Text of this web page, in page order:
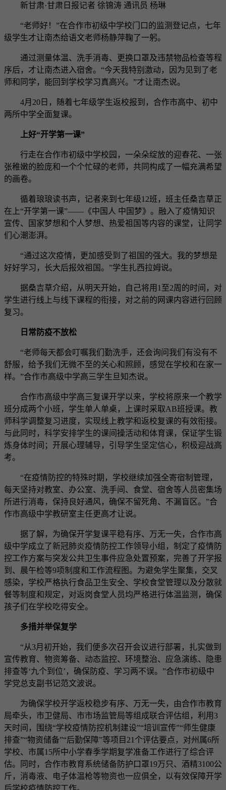
新甘肃·甘肃日报记者 徐锦涛 通讯员 杨琳
“老师好！”在合作市初级中学校门口的监测登记点，七年
级学生才让南杰给语文老师杨静萍鞠了一躬。
通过测量体温、洗手消毒、更换口罩及违禁物品检查等程
序后，才让南杰进入宿舍。“今天我特别激动，因为见到了老
师和同学，能回到学校学习真高兴。”才让南杰说。
4月20日，随着七年级学生返校报到，合作市高中、初中
两所中学全面复课。
上好“开学第一课”
行走在合作市初级中学校园，一朵朵绽放的迎春花、一张
张稚嫩的脸庞和一个个忙碌的老师，共同构成了一幅充满希望
的画卷。
循着琅琅读书声，记者来到七年级12班，班主任桑吉草正
在上“开学第一课”——《中国人 中国梦》。融入了疫情知识
宣传、国家梦想和个人梦想、热爱祖国等内容的课堂，让同学
们心潮澎湃。
“通过这次疫情，更加感受到了祖国的强大。我的梦想是
好好学习，长大后报效祖国。”学生扎西拉姆说。
据桑吉草介绍，从明天开始，自己将用1至2周的时间，对
学生进行线上与线下课程的衔接，对之前的网课内容进行回顾
复习。
日常防疫不放松
“老师每天都会叮嘱我们勤洗手，还会询问我们有没有不
舒服，给予我们无微不至的关心和照顾，感觉在学校和在家一
样。”合作市高级中学高三学生旦知杰说。
合作市高级中学高三复课开学以来，学校将原来一个教学
班分成两个小班，学生单人单桌，上课时采取AB班授课。教
师科学调整复习进度，实现线上教学和返校复课的有效衔接。
与此同时，科学安排学生的课间操活动和体育课，保证学生锻
炼身体时间；开展心理辅导，引导学生坚定信心，积极迎战高
考。
“在疫情防控的特殊时期，学校继续加强全寄宿制管理，
每天坚持对教室、办公室、洗手间、食堂、宿舍等人员密集场
所进行消毒，保持良好通风，确保不留死角、不漏盲区。”合
作市高级中学教研室主任更高才让说。
据了解，为确保开学复课平稳有序、万无一失，合作市高
级中学成立了新冠肺炎疫情防控工作领导小组，制定了疫情防
控工作方案与突发公共卫生事件应急处置预案，完善了开学报
到、晨午检等9项制度和工作流程图。为避免学生聚集，交叉
感染，学校严格执行食品卫生安全、学校食堂管理以及分散就
餐等制度和规定，对返岗食堂人员均严格进行体温监测，确保
孩子们在学校吃得安全。
多措并举保复学
“从3月初开始，我们便多次召开会议进行部署，扎实做到
宣传教育、物资筹备、动态监控、环境整治、应急演练、隐患
排查等‘九个到位’，确保防疫、学习两不误。”合作市初级中
学党总支副书记范文波说。
为确保学校开学返校稳步有序、万无一失，由合作市教育
局牵头，市卫健局、市市场监管局等组成联合评估组，利用3
天时间，围绕“学校疫情防控机制建设”“培训宣传”“师生健康
排查”“物资储备”“后勤保障”等项目21个评估要点，对州属6所
学校、市属15所中小学春季学期复学准备工作进行了综合评
估。同时，合作市教育系统储备防护口罩19万只、酒精3100公
斤，消毒液、电子体温枪等物资也一应俱全，以有效保障开学
后学校疫情防控工作。